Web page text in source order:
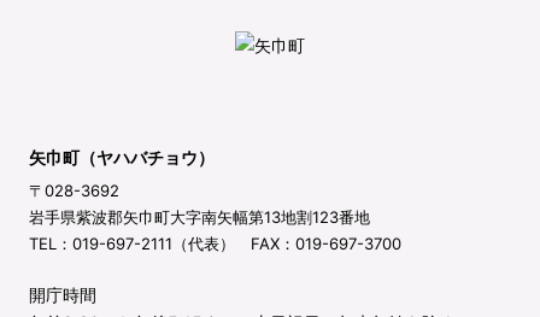
矢巾町（ヤハバチョウ）
〒028-3692
岩手県紫波郡矢巾町大字南矢幅第13地割123番地
TEL：019-697-2111（代表） FAX：019-697-3700
開庁時間